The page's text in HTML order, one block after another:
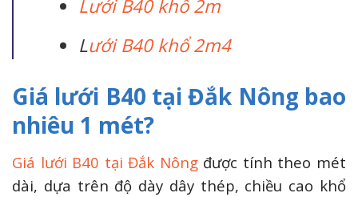
Lưới B40 khổ 2m
Lưới B40 khổ 2m4
Giá lưới B40 tại Đắk Nông bao
nhiêu 1 mét?
Giá lưới B40 tại Đắk Nôngđược tính theo mét
dài, dựa trên độ dày dây thép, chiều cao khổ